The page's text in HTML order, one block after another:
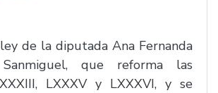
Sanmiguel, que reforma las
LXXXV y LXXXVI, y se